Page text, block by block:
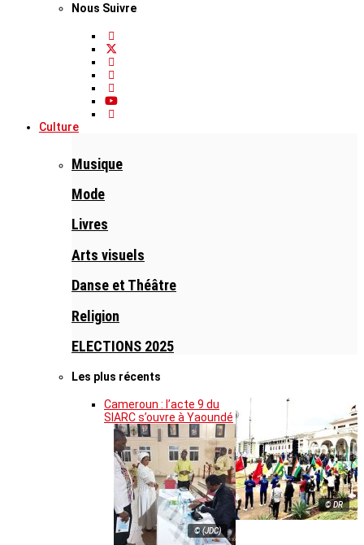
Nous Suivre
Culture
Musique
Mode
Livres
Arts visuels
Danse et Théâtre
Religion
ELECTIONS 2025
Les plus récents
© DR
Cameroun : l’acte 9 du
SIARC s’ouvre à Yaoundé
© (JDC)